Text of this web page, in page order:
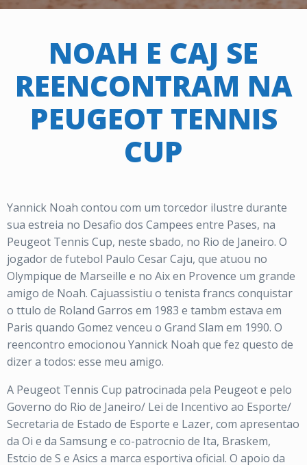
NOAH E CAJ SE
REENCONTRAM NA
PEUGEOT TENNIS
CUP
Yannick Noah contou com um torcedor ilustre durante
sua estreia no Desafio dos Campees entre Pases, na
Peugeot Tennis Cup, neste sbado, no Rio de Janeiro. O
jogador de futebol Paulo Cesar Caju, que atuou no
Olympique de Marseille e no Aix en Provence um grande
amigo de Noah. Cajuassistiu o tenista francs conquistar
o ttulo de Roland Garros em 1983 e tambm estava em
Paris quando Gomez venceu o Grand Slam em 1990. O
reencontro emocionou Yannick Noah que fez questo de
dizer a todos: esse meu amigo.
A Peugeot Tennis Cup patrocinada pela Peugeot e pelo
Governo do Rio de Janeiro/ Lei de Incentivo ao Esporte/
Secretaria de Estado de Esporte e Lazer, com apresentao
da Oi e da Samsung e co-patrocnio de Ita, Braskem,
Estcio de S e Asics a marca esportiva oficial. O apoio da